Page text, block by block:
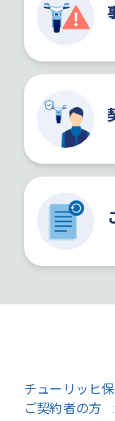
チューリッヒ
ご契約者の方